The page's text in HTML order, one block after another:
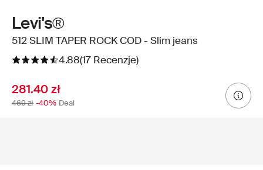
Levi's®
512 SLIM TAPER ROCK COD - Slim jeans
4.88(17 Recenzje)
281.40 zł
469 zł -40% Deal